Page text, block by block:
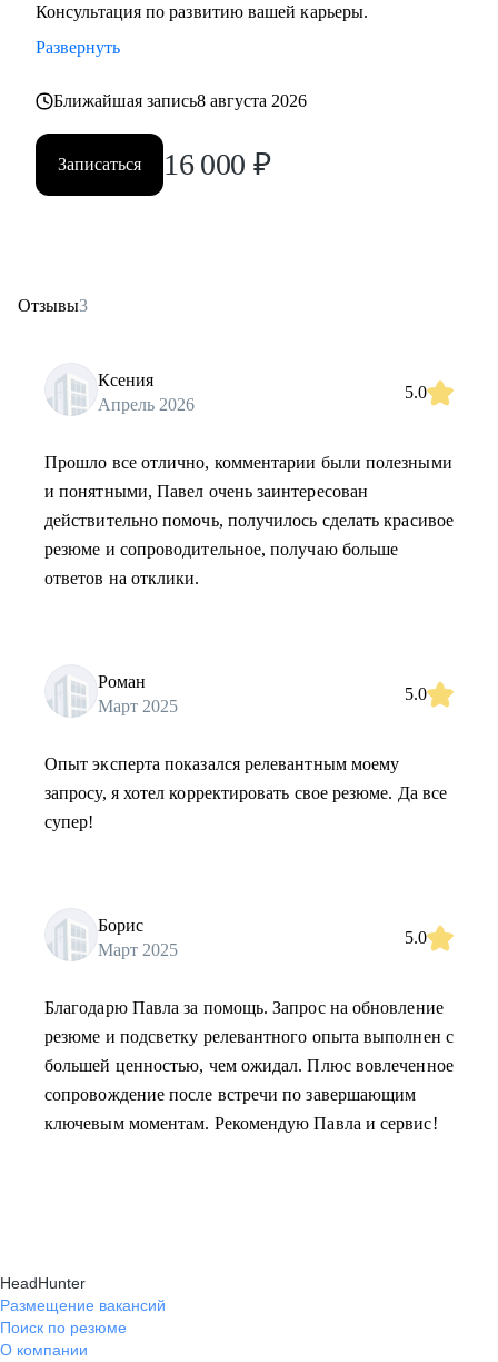
Консультация по развитию вашей карьеры.
Развернуть
Ближайшая запись8 августа 2026
Записаться 16 000 ₽
Отзывы3
Ксения
Апрель 2026
5.0
Прошло все отлично, комментарии были полезными
и понятными, Павел очень заинтересован
действительно помочь, получилось сделать красивое
резюме и сопроводительное, получаю больше
ответов на отклики.
Роман
Март 2025
5.0
Опыт эксперта показался релевантным моему
запросу, я хотел корректировать свое резюме. Да все
супер!
Борис
Март 2025
5.0
Благодарю Павла за помощь. Запрос на обновление
резюме и подсветку релевантного опыта выполнен с
большей ценностью, чем ожидал. Плюс вовлеченное
сопровождение после встречи по завершающим
ключевым моментам. Рекомендую Павла и сервис!
HeadHunter
Размещение вакансий
Поиск по резюме
О компании